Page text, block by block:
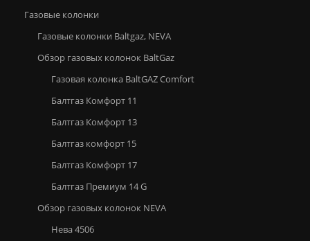
Газовые колонки
Газовые колонки Baltgaz, NEVA
Обзор газовых колонок BaltGaz
Газовая колонка BaltGAZ Comfort
Балтгаз Комфорт 11
Балтгаз Комфорт 13
Балтгаз комфорт 15
Балтгаз Комфорт 17
Балтгаз Премиум 14 G
Обзор газовых колонок NEVA
Нева 4506